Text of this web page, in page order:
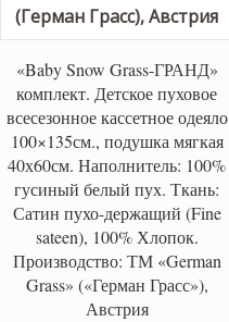
«Baby Snow Grass-ГРАНД»
комплект. Детское пуховое
всесезонное кассетное одеяло
100×135см., подушка мягкая
40х60см. Наполнитель: 100%
гусиный белый пух. Ткань:
Сатин пухо-держащий (Fine
sateen), 100% Хлопок.
Производство: ТМ «German
Grass» («Герман Грасс»),
Австрия